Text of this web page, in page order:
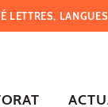
LETTRES,